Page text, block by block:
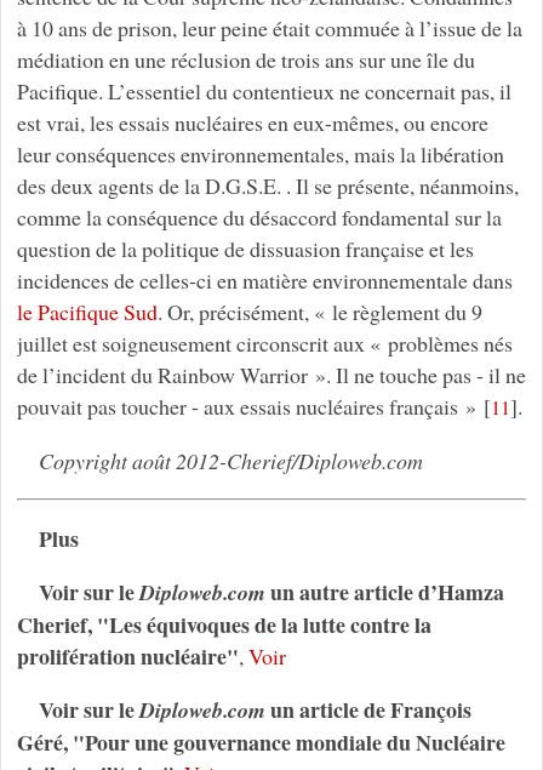
à 10 ans de prison, leur peine était commuée à l’issue de la
médiation en une réclusion de trois ans sur une île du
Pacifique. L’essentiel du contentieux ne concernait pas, il
est vrai, les essais nucléaires en eux-mêmes, ou encore
leur conséquences environnementales, mais la libération
des deux agents de la D.G.S.E. . Il se présente, néanmoins,
comme la conséquence du désaccord fondamental sur la
question de la politique de dissuasion française et les
incidences de celles-ci en matière environnementale dans
le Pacifique Sud. Or, précisément, « le règlement du 9
juillet est soigneusement circonscrit aux « problèmes nés
de l’incident du Rainbow Warrior ». Il ne touche pas - il ne
pouvait pas toucher - aux essais nucléaires français » [11].
Copyright août 2012-Cherief/Diploweb.com
Plus
Voir sur leDiploweb.com un autre article d’Hamza
Cherief, "Les équivoques de la lutte contre la
prolifération nucléaire", Voir
Voir sur leDiploweb.com un article de François
Géré, "Pour une gouvernance mondiale du Nucléaire